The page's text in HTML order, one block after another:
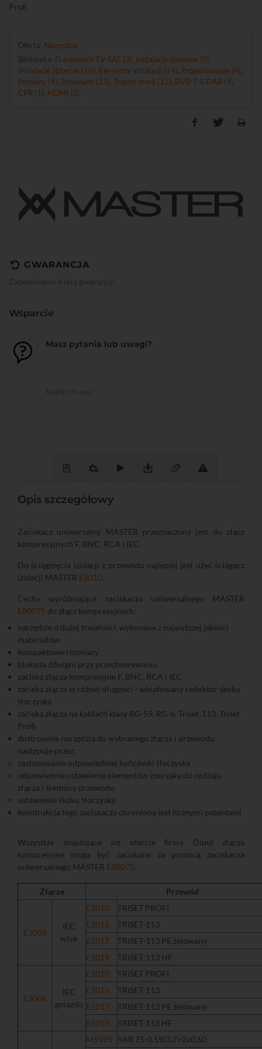
Profi
Oferta: Narzędzia
Biblioteka: O antenach TV-SAT (3) Instalacje domowe (5)
Instalacje zbiorcze (16) Elementy instalacji (14) Projektowanie (4)
Pomiary (4) Schematy (13) Trochę teorii (12) DVB-T & DAB (9)
CPR (1) HDMI (3)
GWARANCJA
Wsparcie
Masz pytania lub uwagi?
Opis szczegółowy
Zaciskacz uniwersalny MASTER przeznaczony jest do złącz
kompresyjnych F, BNC, RCA i IEC.
Do ściągnięcia izolacji z przewodu najlepiej jest użyć ściągacz
izolacji MASTER E8010.
Cechy wyróżniające zaciskacza uniwersalnego MASTER
E80075 do złącz kompresyjnych:
narzędzie o dużej trwałości, wykonane z najwyższej jakości
materiałów
kompaktowe rozmiary
blokada dźwigni przy przechowywaniu
zaciska złącza kompresyjne F, BNC, RCA i IEC
zaciska złącza w różnej długości - wbudowany reduktor skoku
tłoczyska
zaciska złącza na kablach klasy RG-59, RG-6, Triset-113, Triset
Profi
dostrojenie narzędzia do wybranego złącza i przewodu
następuje przez:
zastosowanie odpowiedniej końcówki tłoczyska
odpowiednie ustawienie elementów zderzaka do rodzaju
złącza i średnicy przewodu
ustawienie skoku tłoczyska
konstrukcja tego zaciskacza chroniona jest licznymi patentami
Wszystkie znajdujące się ofercie firmy Dipol złącza
kompresyjne mogą być zaciskane za pomocą zaciskacza
uniwersalnego MASTER E80075.
Złącze Przewód
E3005
IEC
wtyk
E1010
TRISET PROFI
E1015
TRISET-113
E1017
TRISET-113 PE żelowany
E1019
TRISET-113 HF
E3006
IEC
gniazdo
E1010
TRISET PROFI
E1015
TRISET-113
E1017
TRISET-113 PE żelowany
E1019
TRISET-113 HF
M5995 YAR 75-0.59/3.7+2x0.50